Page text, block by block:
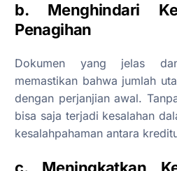
b. Menghindari
Penagihan
Dokumen yang jelas
memastikan bahwa jumlah
dengan perjanjian awal.
bisa saja terjadi kesalahan
kesalahpahaman antara